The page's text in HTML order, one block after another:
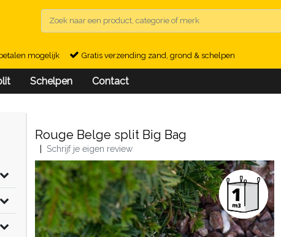
mogelijk Gratis verzending zand, grond & schelpen
Schelpen Contact
Rouge Belge split Big Bag
Schrijf je eigen review